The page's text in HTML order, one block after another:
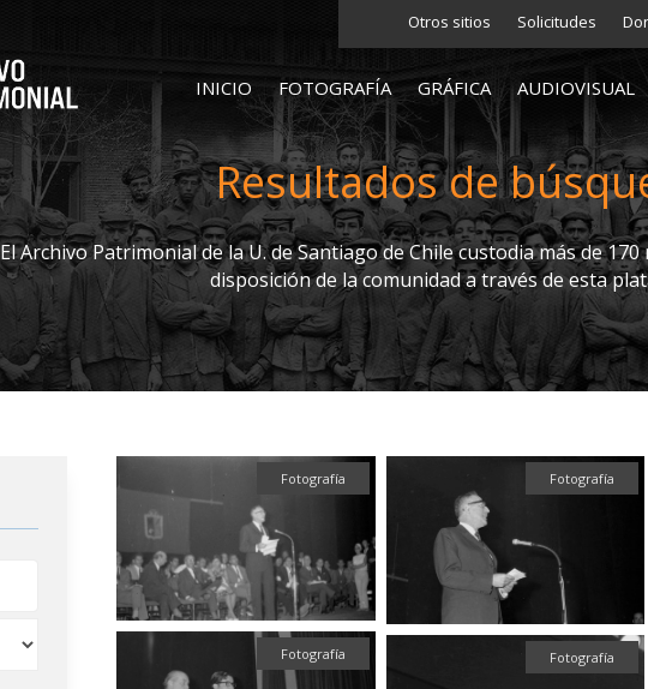
Otros sitios Solicitudes
INICIO FOTOGRAFÍA GRÁFICA AUDIOVISUAL
Resultados de
El Archivo Patrimonial de la U. de Santiago de Chile custodia más de
disposición de la comunidad a través de esta
Fotografía Fotografía
Fotografía Fotografía